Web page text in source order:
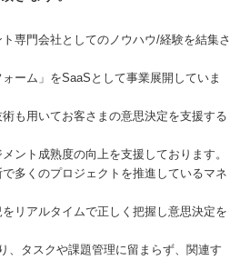
専門会社としてのノウハウ/経験を結集さ
ーム」をSaaSとして事業展開していま
も用いてお客さまの意思決定を支援する
ント成熟度の向上を支援しております。
多くのプロジェクトを推進しているマネ
リアルタイムで正しく把握し意思決定を
、タスクや課題管理に留まらず、関連す